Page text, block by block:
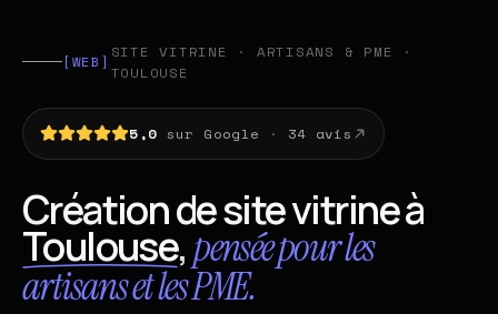
[WEB] SITE VITRINE · ARTISANS & PME ·
TOULOUSE
5,0 sur Google · 34 avis
Création de site vitrine à
Toulouse,pensée pour les
artisans et les PME.